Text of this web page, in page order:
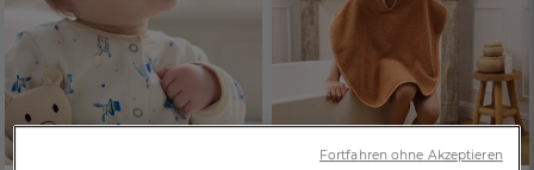
Fortfahren ohne Akzeptieren